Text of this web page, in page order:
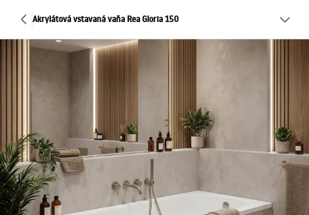
Akrylátová vstavaná vaňa Rea Gloria 150